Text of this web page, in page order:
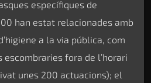
específiques de
han estat relacionades amb
a la via pública, com
fora de l’horari
unes 200 actuacions); el